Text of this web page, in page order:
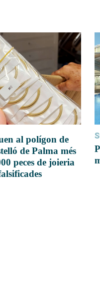
al polígon de
de Palma més
peces de joieria